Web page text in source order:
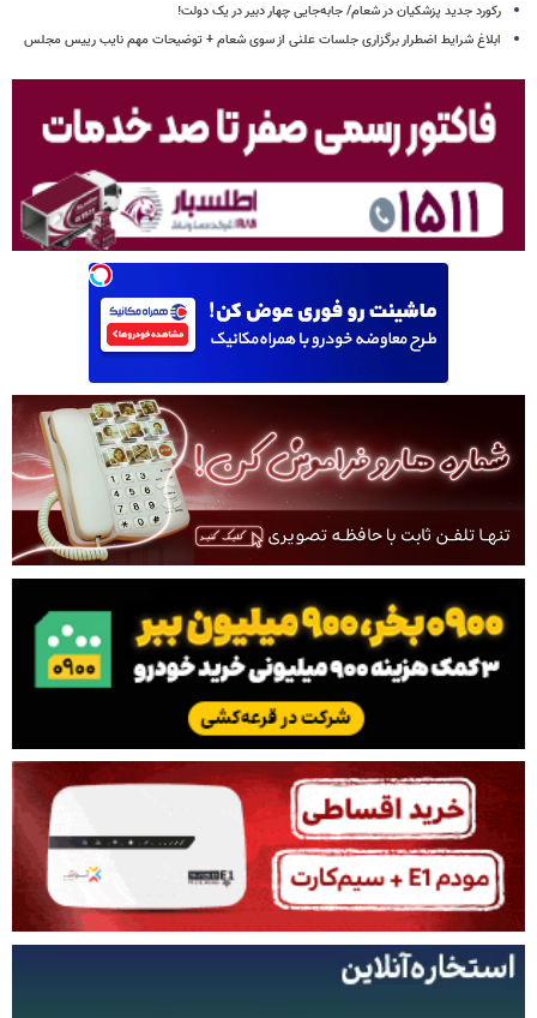
رکورد جدید پزشکیان در شعام/ جابه‌جایی چهار دبیر در یک دولت!
ابلاغ شرایط اضطرار برگزاری جلسات علنی از سوی شعام + توضیحات مهم نایب رییس مجلس